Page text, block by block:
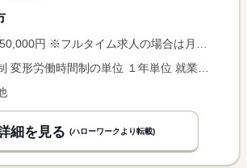
ム求人の場合は月額（換算額）、パート求人の場合は時間額を表示しています。
細を見る (ハローワークより転載)